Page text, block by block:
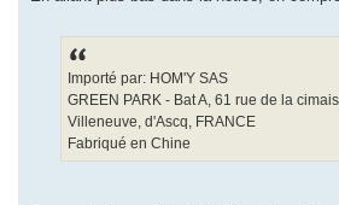
Importé par: HOM'Y SAS
GREEN PARK - Bat A, 61 rue de la
Villeneuve, d'Ascq, FRANCE
Fabriqué en Chine